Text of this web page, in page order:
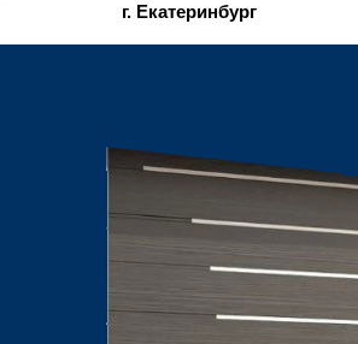
г. Екатеринбург